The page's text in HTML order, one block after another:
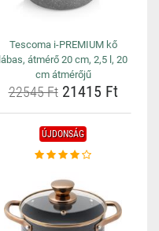
Tescoma i-PREMIUM kő
lábas, átmérő 20 cm, 2,5 l, 20
cm átmérőjű
22545 Ft21415 Ft
ÚJDONSÁG